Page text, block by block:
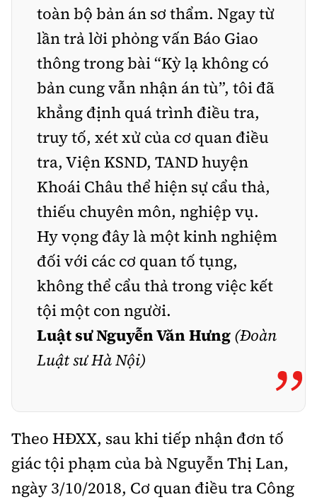
toàn bộ bản án sơ thẩm. Ngay từ
lần trả lời phỏng vấn Báo Giao
thông trong bài “Kỳ lạ không có
bản cung vẫn nhận án tù”, tôi đã
khẳng định quá trình điều tra,
truy tố, xét xử của cơ quan điều
tra, Viện KSND, TAND huyện
Khoái Châu thể hiện sự cẩu thả,
thiếu chuyên môn, nghiệp vụ.
Hy vọng đây là một kinh nghiệm
đối với các cơ quan tố tụng,
không thể cẩu thả trong việc kết
tội một con người.
Luật sư Nguyễn Văn Hưng (Đoàn
Luật sư Hà Nội)
”
Theo HĐXX, sau khi tiếp nhận đơn tố
giác tội phạm của bà Nguyễn Thị Lan,
ngày 3/10/2018, Cơ quan điều tra Công